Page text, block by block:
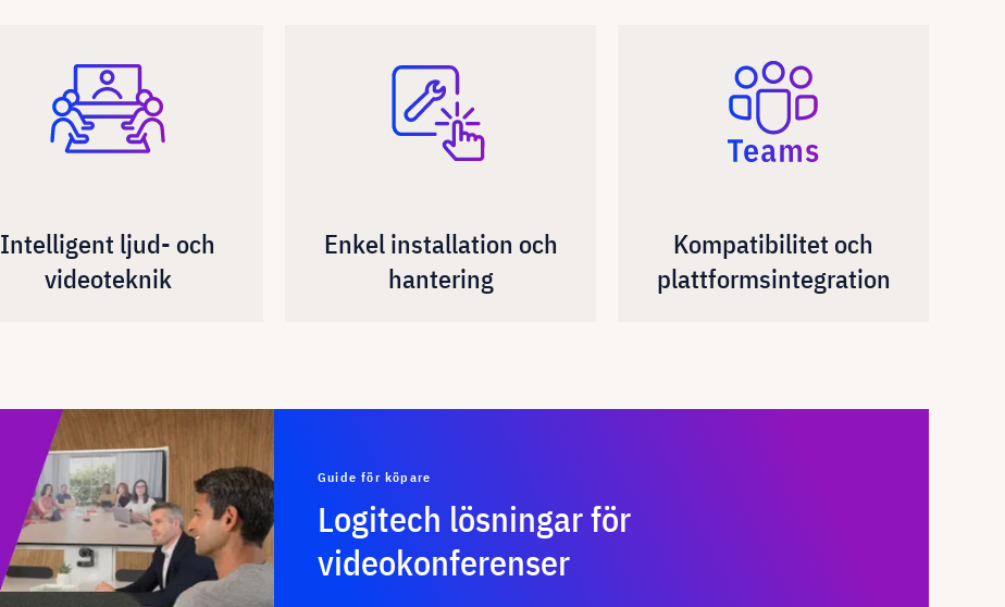
Intelligent ljud- och
videoteknik
Enkel installation och
hantering
Kompatibilitet och
plattformsintegration
Guide för köpare
Logitech lösningar för
videokonferenser